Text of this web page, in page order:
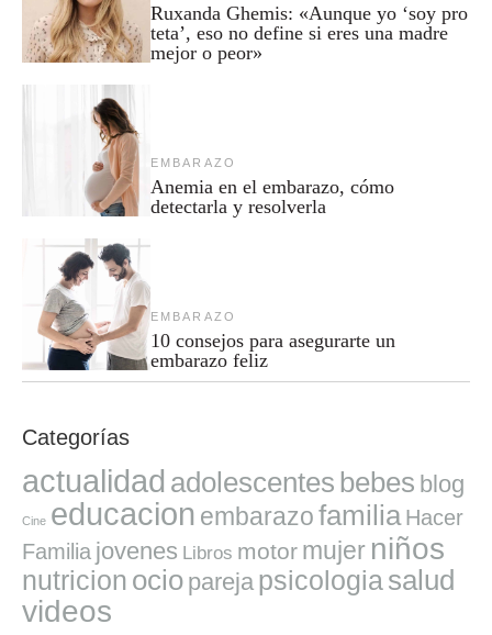
Ruxanda Ghemis: «Aunque yo ‘soy pro
teta’, eso no define si eres una madre
mejor o peor»
EMBARAZO
Anemia en el embarazo, cómo
detectarla y resolverla
EMBARAZO
10 consejos para asegurarte un
embarazo feliz
Categorías
actualidad adolescentes bebes blog
Cine educacion embarazofamilia Hacer
Familia jovenes Libros motor mujer niños
nutricion ocio pareja psicologiasalud
videos